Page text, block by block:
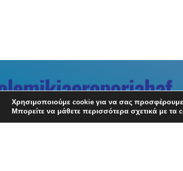
Χρησιμοποιούμε cookie για να σας
Μπορείτε να μάθετε περισσότερα σχετικά με